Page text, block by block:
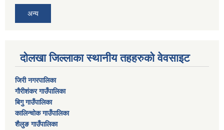
अन्य
दोलखा जिल्लाका स्थानीय तहहरुको वेवसाइट
जिरी नगरपालिका
गौरीशंकर गाउँपालिका
बिगु गाउँपालिका
कालिन्चोक गाउँपालिका
शैलुङ गाउँपालिका